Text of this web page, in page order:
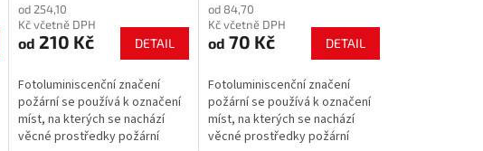
od 254,10
Kč včetně DPH
od 210 Kč DETAIL
Fotoluminiscenční značení
požární se používá k označení
míst, na kterých se nachází
věcné prostředky požární
od 84,70
Kč včetně DPH
od 70 Kč DETAIL
Fotoluminiscenční značení
požární se používá k označení
míst, na kterých se nachází
věcné prostředky požární